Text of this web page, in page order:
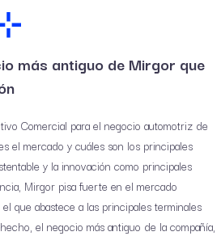
más antiguo de Mirgor que
Comercial para el negocio automotriz de
el mercado y cuáles son los principales
y la innovación como principales
Mirgor pisa fuerte en el mercado
que abastece a las principales terminales
el negocio más antiguo de la compañía,